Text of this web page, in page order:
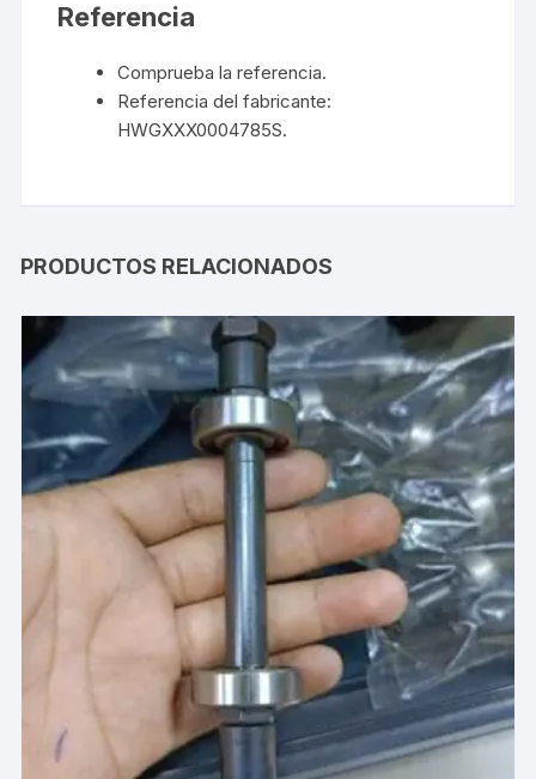
Referencia
Comprueba la referencia.
Referencia del fabricante:
HWGXXX0004785S.
PRODUCTOS RELACIONADOS